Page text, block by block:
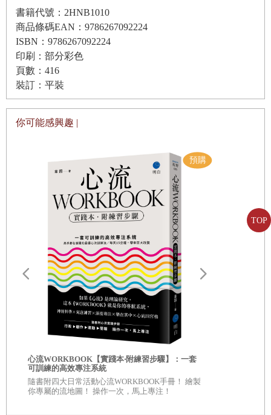
TOP
〈SHOOK ONES〉
辛辛莊園的最後演出
甜如蜜糖的愛情
會見索尼社長
第三部：星夢飛舞
〈FIRECRACKER〉
不得安息
情緒崩潰
第四部：解放咪咪
我的表親維尼
父親與日落
《珍愛人生》
那些天后們
關於幾位好人的小故事
雙胞胎寶寶駕到
後記
致謝
是不是黑人，哪些人經常被認錯。我從來沒有這麼開誠布公談論黑白
混血或多重混血的議題。我的父母不懂怎麼解釋，而湯米從不想談論
我的混血身分；就算沒有對此事感到羞恥，他肯定也不想大肆宣揚。
我簡直不敢置信，這是我第一個沒有他在的夜晚，突然間我和年輕、
聰明、有創造力的人進行了一場種族與認同的對話。
最後這場討論轉到我身上。某個來自亞曼尼公司的人說，他看不出我
有黑人血統（順帶一提，他沒有黑人血統）。萬雅不以為然，扯開嗓
我笑了，但我也很好奇。彷彿得到什麼暗示似的，亞曼尼團隊的另一
個人插話：「德瑞克，你媽不就是愛爾蘭裔，而你爸是黑人嗎？你怎
突然間我好像看得見他了。德瑞克絕對不再是個路人甲，反而更像是
白馬王子。第一次接觸的感受非常深刻。我在我的歌裡面創造無數個
浪漫時刻，難以置信我已經悲傷那麼久。終於，好像我真的活在夢境
裡。我望著他的雙眼，宛如漂浮在金黃池水裡閃爍的玉石珍珠。
接下來的時間裡，我們聊得很輕鬆愉快。最後我甚至意識到每個人都
發現我們對彼此的好感，但我不在乎。這是我的狂歡夜，我感受到自
由的甘美，這一切的刺激與誘惑。我知道有人在監視我，但管他去
死。德瑞克年輕、黑白混血，有企圖心，做著他夢想的工作，跟我一
樣！置身於人群、燈光和音樂之中，感覺世界上只剩下我們。雖然只
是一閃即逝，仍燃起了我內心的火苗。
書籍代號：2HNB1010
商品條碼EAN：9786267092224
ISBN：9786267092224
印刷：部分彩色
頁數：416
裝訂：平裝
你可能感興趣 |
心流WORKBOOK【實踐本‧附練習步驟】：一套
可訓練的高效專注系統
隨書附四大日常活動心流WORKBOOK手冊！ 繪製
你專屬的流地圖！ 操作一次，馬上專注！